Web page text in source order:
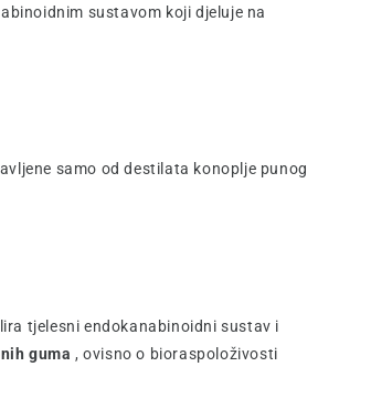
sustavom koji djeluje na
samo od destilata konoplje punog
tjelesni endokanabinoidni sustav i
guma, ovisno o bioraspoloživosti